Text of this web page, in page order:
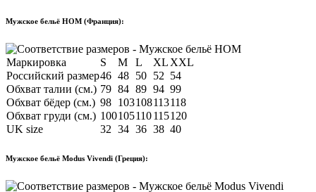
Мужское бельё HOM (Франция):
Маркировка S M L XL XXL
Российский размер46 48 50 52 54
Обхват талии (см.) 79 84 89 94 99
Обхват бёдер (см.) 98 103108113118
Обхват груди (см.) 100105110115120
UK size
32 34 36 38 40
Мужское бельё Modus Vivendi (Греция):